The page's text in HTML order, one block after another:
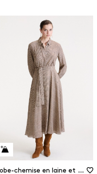
Robe-chemise en laine et viscose